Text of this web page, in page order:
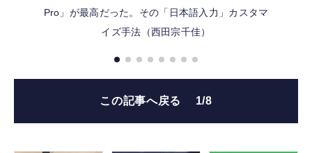
Pro」が最高だった。その「日本語入力」カスタマ
イズ手法（西田宗千佳）
この記事へ戻る 1/8